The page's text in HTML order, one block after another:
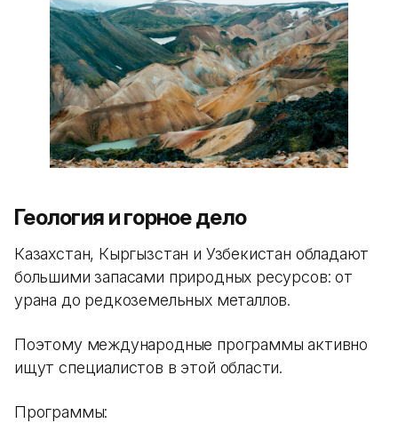
Геология и горное дело
Казахстан, Кыргызстан и Узбекистан обладают
большими запасами природных ресурсов: от
урана до редкоземельных металлов.
Поэтому международные программы активно
ищут специалистов в этой области.
Программы: